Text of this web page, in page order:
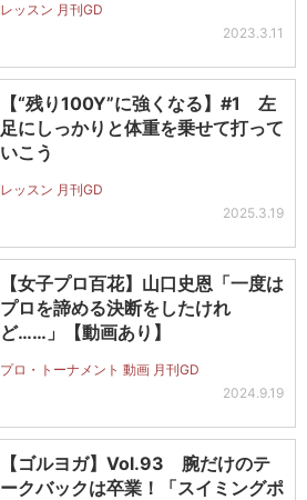
レッスン 月刊GD
2023.3.11
【“残り100Y”に強くなる】#1 左
足にしっかりと体重を乗せて打って
いこう
レッスン 月刊GD
2025.3.19
【女子プロ百花】山口史恩「一度は
プロを諦める決断をしたけれ
ど……」【動画あり】
プロ・トーナメント 動画 月刊GD
2024.9.19
【ゴルヨガ】Vol.93 腕だけのテ
ークバックは卒業！「スイミングポ